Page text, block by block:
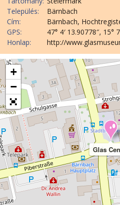
Település:
Bärnbach
Cím:
Bärnbach,
GPS:
47° 4′ 13.90778″, 15°
Honlap:
http://
Glas
+
−